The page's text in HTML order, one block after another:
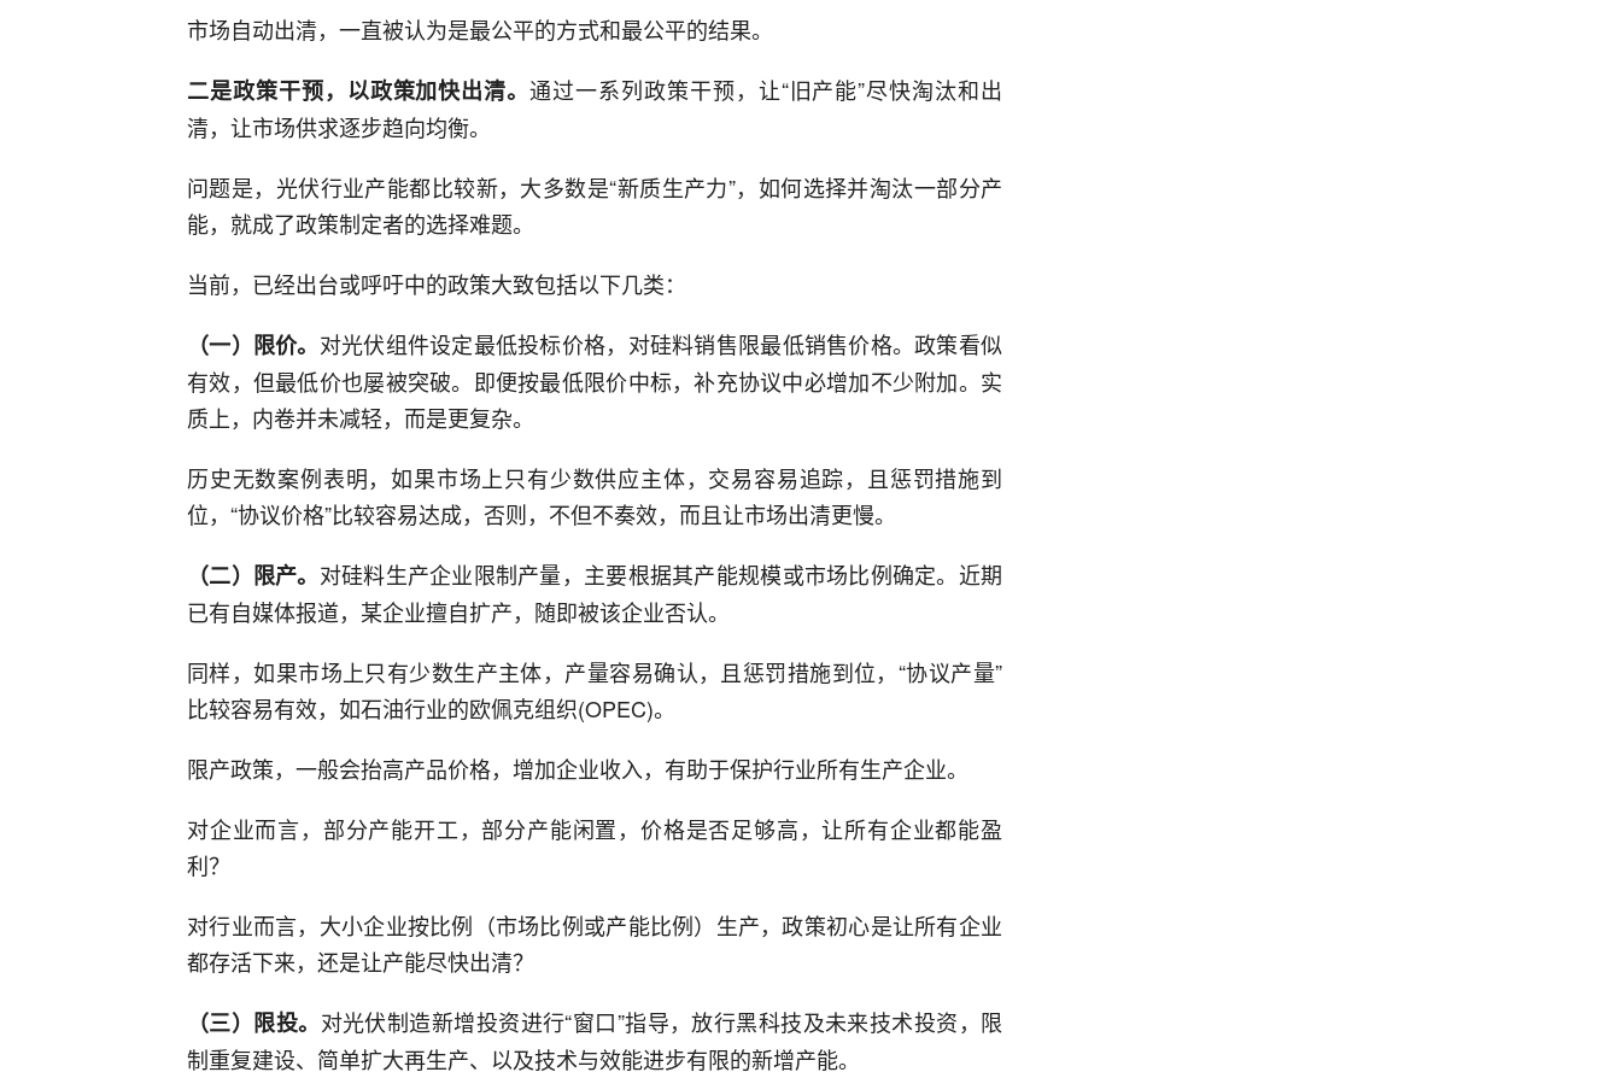
市场自动出清，一直被认为是最公平的方式和最公平的结果。
二是政策干预，以政策加快出清。通过一系列政策干预，让“旧产能”尽快淘汰和出
清，让市场供求逐步趋向均衡。
问题是，光伏行业产能都比较新，大多数是“新质生产力”，如何选择并淘汰一部分产
能，就成了政策制定者的选择难题。
当前，已经出台或呼吁中的政策大致包括以下几类：
（一）限价。 对光伏组件设定最低投标价格，对硅料销售限最低销售价格。政策看似
有效，但最低价也屡被突破。即便按最低限价中标，补充协议中必增加不少附加。实
质上，内卷并未减轻，而是更复杂。
历史无数案例表明，如果市场上只有少数供应主体，交易容易追踪，且惩罚措施到
位，“协议价格”比较容易达成，否则，不但不奏效，而且让市场出清更慢。
（二）限产。 对硅料生产企业限制产量，主要根据其产能规模或市场比例确定。近期
已有自媒体报道，某企业擅自扩产，随即被该企业否认。
同样，如果市场上只有少数生产主体，产量容易确认，且惩罚措施到位，“协议产量”
比较容易有效，如石油行业的欧佩克组织(OPEC)。
限产政策，一般会抬高产品价格，增加企业收入，有助于保护行业所有生产企业。
对企业而言，部分产能开工，部分产能闲置，价格是否足够高，让所有企业都能盈
利？
对行业而言，大小企业按比例（市场比例或产能比例）生产，政策初心是让所有企业
都存活下来，还是让产能尽快出清？
（三）限投。 对光伏制造新增投资进行“窗口”指导，放行黑科技及未来技术投资，限
制重复建设、简单扩大再生产、以及技术与效能进步有限的新增产能。